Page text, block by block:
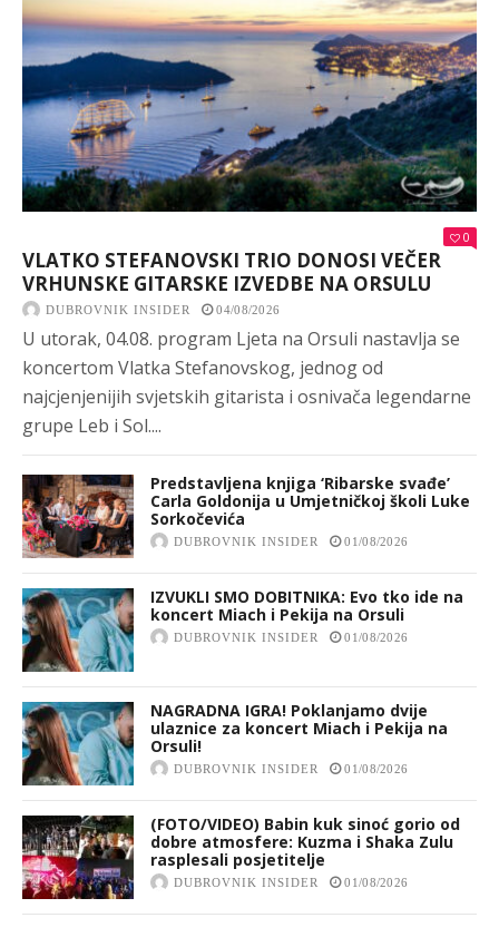
0
VLATKO STEFANOVSKI TRIO DONOSI VEČER
VRHUNSKE GITARSKE IZVEDBE NA ORSULU
DUBROVNIK INSIDER 04/08/2026
U utorak, 04.08. program Ljeta na Orsuli nastavlja se
koncertom Vlatka Stefanovskog, jednog od
najcjenjenijih svjetskih gitarista i osnivača legendarne
grupe Leb i Sol....
Predstavljena knjiga ‘Ribarske svađe’
Carla Goldonija u Umjetničkoj školi Luke
Sorkočevića
DUBROVNIK INSIDER 01/08/2026
IZVUKLI SMO DOBITNIKA: Evo tko ide na
koncert Miach i Pekija na Orsuli
DUBROVNIK INSIDER 01/08/2026
NAGRADNA IGRA! Poklanjamo dvije
ulaznice za koncert Miach i Pekija na
Orsuli!
DUBROVNIK INSIDER 01/08/2026
(FOTO/VIDEO) Babin kuk sinoć gorio od
dobre atmosfere: Kuzma i Shaka Zulu
rasplesali posjetitelje
DUBROVNIK INSIDER 01/08/2026